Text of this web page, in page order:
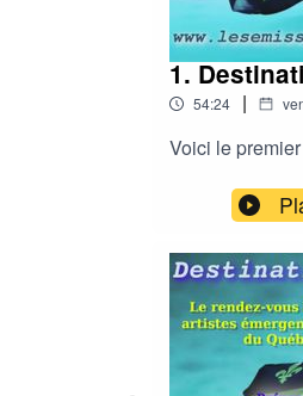
1.
54:24 |
Voici le